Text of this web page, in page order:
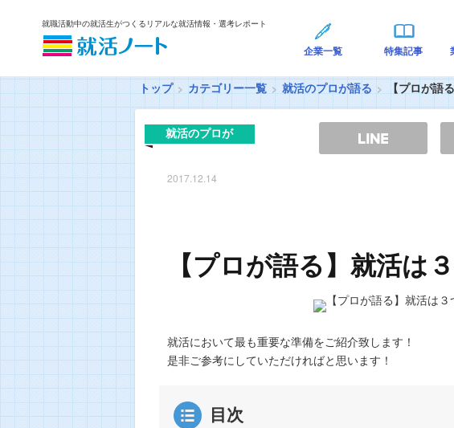
就職活動中の就活生がつくるリアルな就活情報・選考レポート
企業一覧 特集記事
トップ カテゴリー一覧 就活のプロが語る 【プロが語
就活のプロが
2017.12.14
【プロが語る】就活は
就活において最も重要な準備をご紹介致します！
是非ご参考にしていただければと思います！
目次